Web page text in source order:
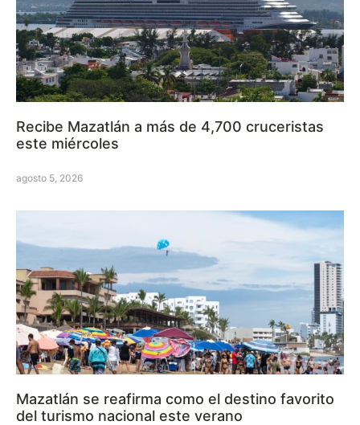
Recibe Mazatlán a más de 4,700 cruceristas
este miércoles
agosto 5, 2026
Mazatlán se reafirma como el destino favorito
del turismo nacional este verano